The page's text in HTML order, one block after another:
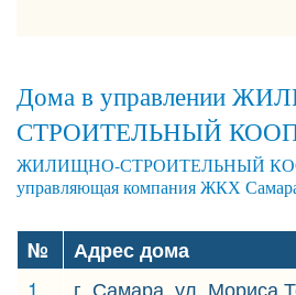
Дома в управлении
СТРОИТЕЛЬНЫЙ
ЖИЛИЩНО-СТРОИТЕЛЬНЫЙ
управляющая компания ЖКХ
№
Адрес дома
1
г. Самара, ул. Мориса